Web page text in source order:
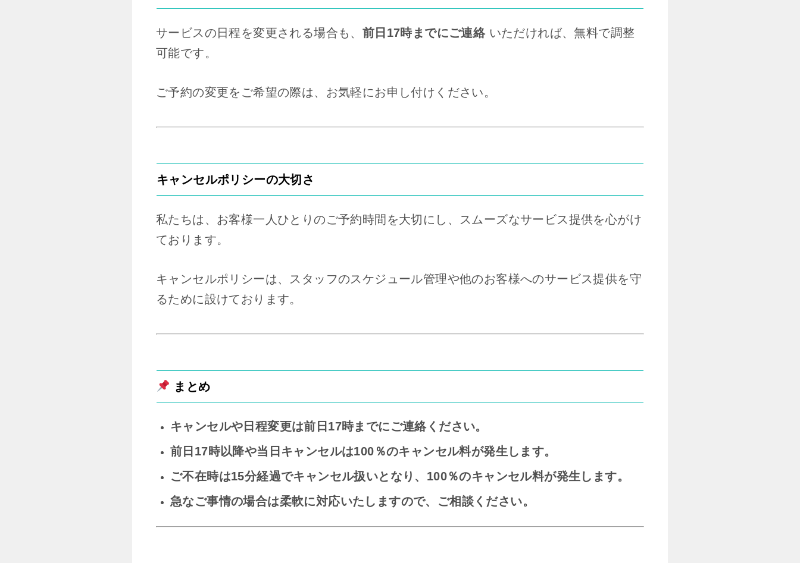
サービスの日程を変更される場合も、 前日17時までにご連絡いただければ、無料で調整
可能です。
ご予約の変更をご希望の際は、お気軽にお申し付けください。
キャンセルポリシーの大切さ
私たちは、お客様一人ひとりのご予約時間を大切にし、スムーズなサービス提供を心がけ
ております。
キャンセルポリシーは、スタッフのスケジュール管理や他のお客様へのサービス提供を守
るために設けております。
まとめ
キャンセルや日程変更は前日17時までにご連絡ください。
前日17時以降や当日キャンセルは100％のキャンセル料が発生します。
ご不在時は15分経過でキャンセル扱いとなり、100％のキャンセル料が発生します。
急なご事情の場合は柔軟に対応いたしますので、ご相談ください。